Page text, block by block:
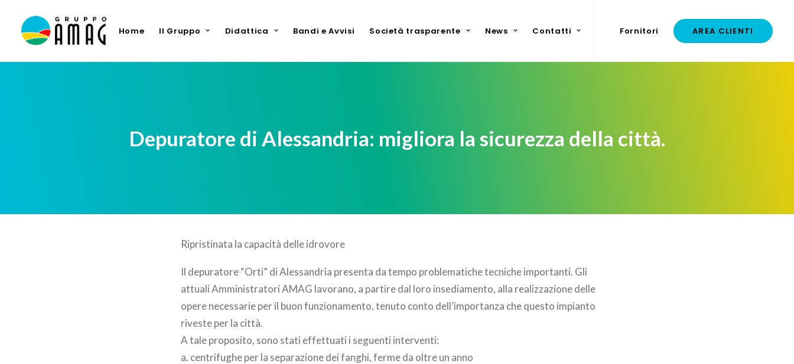
Home Il Gruppo Didattica Bandi e Avvisi Società trasparente News Contatti Fornitori AREA CLIENTI
Depuratore di Alessandria: migliora la sicurezza della città.
Ripristinata la capacità delle idrovore
Il depuratore “Orti” di Alessandria presenta da tempo problematiche tecniche importanti. Gli
attuali Amministratori AMAG lavorano, a partire dal loro insediamento, alla realizzazione delle
opere necessarie per il buon funzionamento, tenuto conto dell’importanza che questo impianto
riveste per la città.
A tale proposito, sono stati effettuati i seguenti interventi:
a. centrifughe per la separazione dei fanghi, ferme da oltre un anno